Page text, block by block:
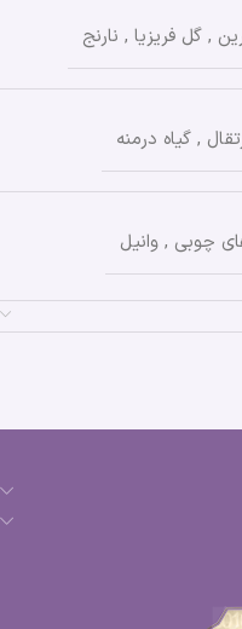
, گل فریزیا , نارنج
, گیاه درمنه
چوبی , وانیل